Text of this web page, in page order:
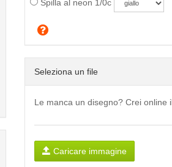
Spilla al neon 1/0c
Seleziona un file
Le manca un disegno? Crei online
Caricare immagine